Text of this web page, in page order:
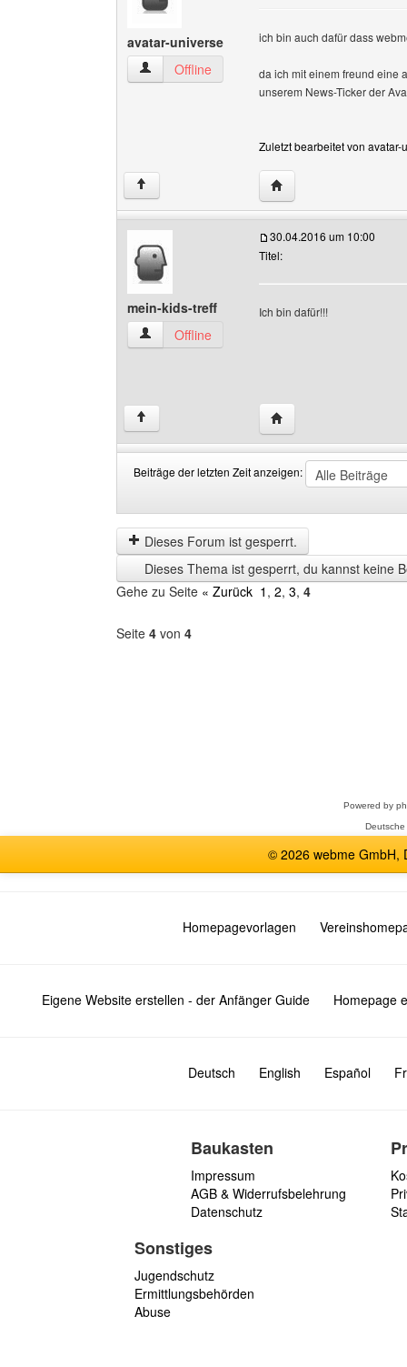
avatar-universe
avatar-universe Benutzer-Profile anzeigen
Offline
ich bin auch dafür dass
da ich mit einem freund eine
unserem News-Ticker der
Zuletzt bearbeitet von
↑ Website dieses
mein-kids-treff
mein-kids-treff Benutzer-Profile anzeigen
Offline
30.04.2016 um 10:00
Titel:
Ich bin dafür!!!
↑ Website dieses
Beiträge der letzten Zeit anzeigen:
der
letzten
Zeit
anzeigen
by
Dieses Forum ist gesperrt.
Dieses Thema ist gesperrt, du kannst keine
Gehe zu Seite « Zurück 1 , 2, 3, 4
Seite 4 von 4
Powered by
© 2026 webme GmbH,
Homepagevorlagen
Eigene Website erstellen - der Anfänger Guide Homepage
Deutsch English Español
Baukasten
Impressum
AGB & Widerrufsbelehrung
Datenschutz
Sonstiges
Jugendschutz
Ermittlungsbehörden
Abuse